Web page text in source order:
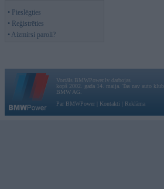
• Pieslēgties
• Reģistrēties
• Aizmirsi paroli?
Vortāls BMWPower.lv darbojas
kopš 2002. gada 14. maija. Tas nav auto
BMW AG.
Par BMWPower
Kontakti Reklāma